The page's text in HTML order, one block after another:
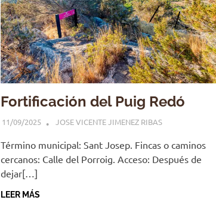
Fortificación del Puig Redó
11/09/2025 JOSE VICENTE JIMENEZ RIBAS
Término municipal: Sant Josep. Fincas o caminos
cercanos: Calle del Porroig. Acceso: Después de
dejar[…]
LEER MÁS